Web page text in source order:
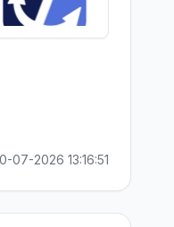
07-2026 13:16:51